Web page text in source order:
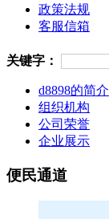
政策法规
客服信箱
关键字：
d8898的简介
组织机构
公司荣誉
企业展示
便民通道